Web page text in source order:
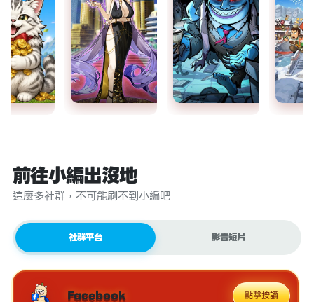
前往小編出沒地
這麼多社群，不可能刷不到小編吧
社群平台 影音短片
Facebook 點擊按讚